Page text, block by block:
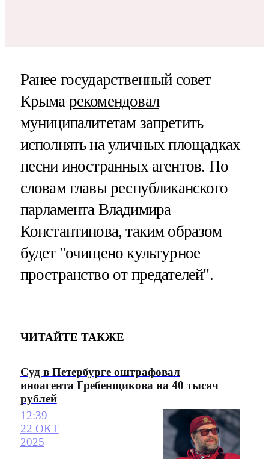
Ранее государственный совет
Крыма рекомендовал
муниципалитетам запретить
исполнять на уличных площадках
песни иностранных агентов. По
словам главы республиканского
парламента Владимира
Константинова, таким образом
будет "очищено культурное
пространство от предателей".
ЧИТАЙТЕ ТАКЖЕ
Суд в Петербурге оштрафовал
иноагента Гребенщикова на 40 тысяч
рублей
12:39
22 ОКТ
2025